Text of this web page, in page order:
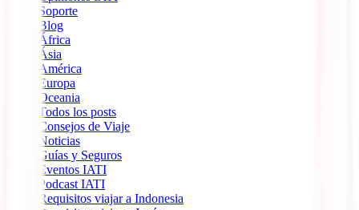
Soporte
Blog
África
Ásia
América
Europa
Oceania
Todos los posts
Consejos de Viaje
Noticias
Guías y Seguros
Eventos IATI
Podcast IATI
Requisitos viajar a Indonesia